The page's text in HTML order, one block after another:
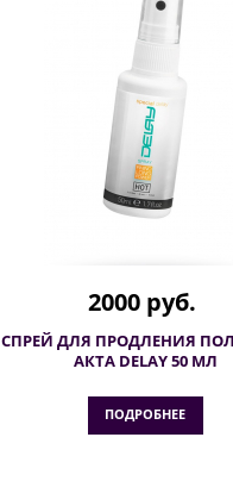
2000 руб.
СПРЕЙ ДЛЯ ПРОДЛЕНИЯ
АКТА DELAY 50 МЛ
ПОДРОБНЕЕ